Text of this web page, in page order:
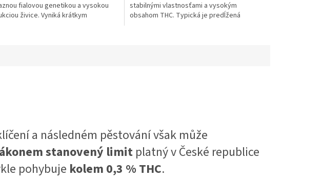
fialovou genetikou a vysokou
živice. Vyniká krátkym
stabilnými vlastnosťami a vysokým
obsahom THC. Typická je predĺžená
a následném pěstování však může
stanovený limitplatný v České republice
pohybuje kolem 0,3 % THC.